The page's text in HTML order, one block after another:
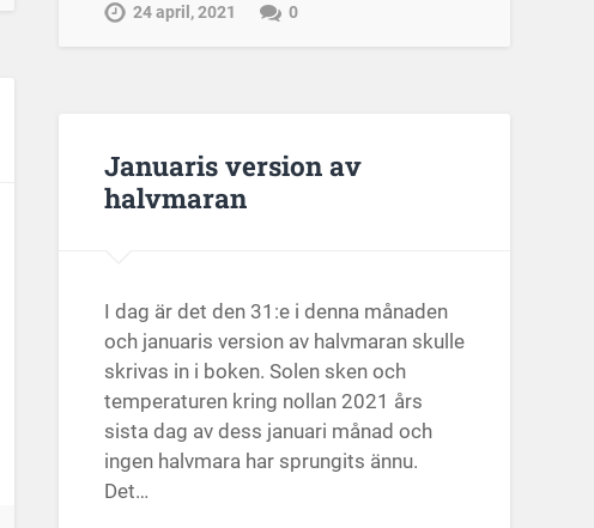
24 april, 2021 0
Januaris version av
halvmaran
I dag är det den 31:e i denna månaden
och januaris version av halvmaran skulle
skrivas in i boken. Solen sken och
temperaturen kring nollan 2021 års
sista dag av dess januari månad och
ingen halvmara har sprungits ännu.
Det…